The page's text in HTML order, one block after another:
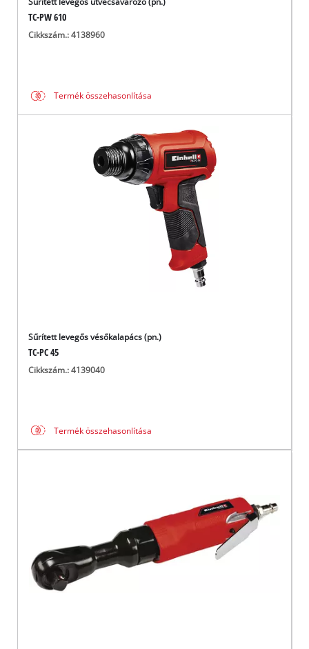
TC-PW 610
Cikkszám.: 4138960
Termék összehasonlítása
Sűrített levegős vésőkalapács (pn.)
TC-PC 45
Cikkszám.: 4139040
Termék összehasonlítása